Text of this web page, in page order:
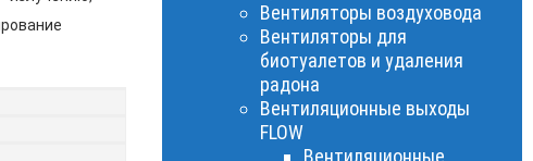
Вентиляторы воздуховода
Вентиляторы для
биотуалетов и удаления
радона
Вентиляционные выходы
FLOW
Вентиляционные